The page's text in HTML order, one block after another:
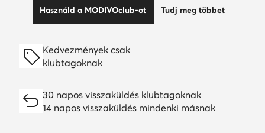
Használd a MODIVOclub-ot Tudj meg többet
Kedvezmények csak
klubtagoknak
30 napos visszaküldés klubtagoknak
14 napos visszaküldés mindenki másnak